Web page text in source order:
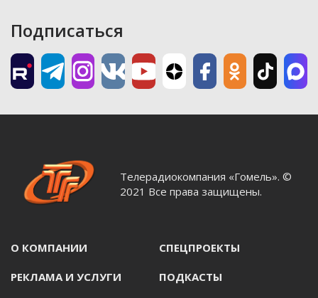
Подписаться
Телерадиокомпания «Гомель». ©
2021 Все права защищены.
О КОМПАНИИ СПЕЦПРОЕКТЫ
РЕКЛАМА И УСЛУГИ ПОДКАСТЫ